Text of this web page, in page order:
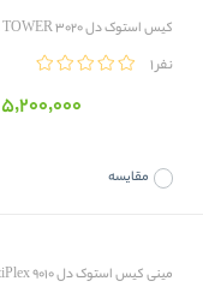
کیس استوک دل DELL OPTIPLEX TOWER 3020
1 نفر
مقایسه
5٬200٬000 تومان
مینی کیس استوک دل DELL OptiPlex 9010